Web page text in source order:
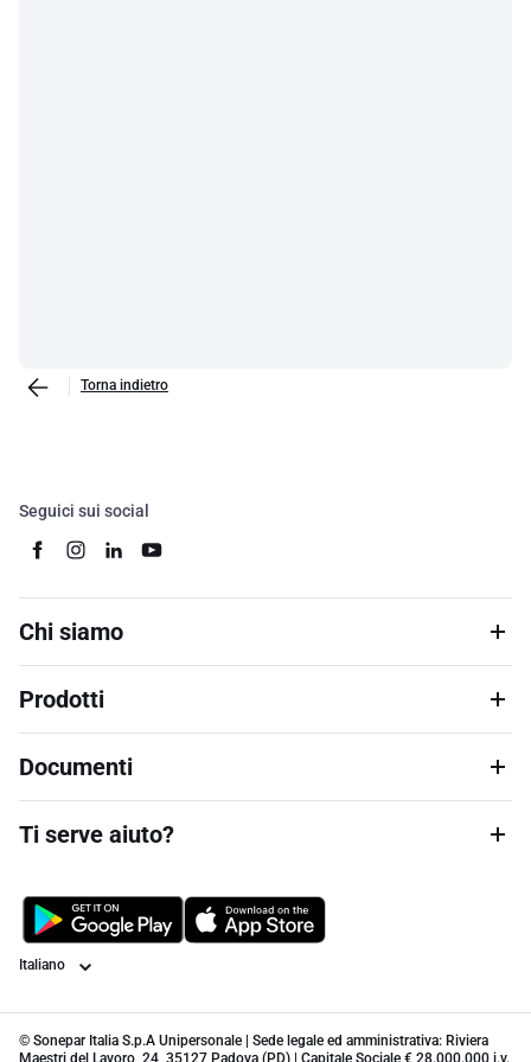
Torna indietro
Seguici sui social
Chi siamo
Prodotti
Documenti
Ti serve aiuto?
Lingua
© Sonepar Italia S.p.A Unipersonale | Sede legale ed amministrativa: Riviera
Maestri del Lavoro, 24, 35127 Padova (PD) | Capitale Sociale € 28.000.000 i.v.